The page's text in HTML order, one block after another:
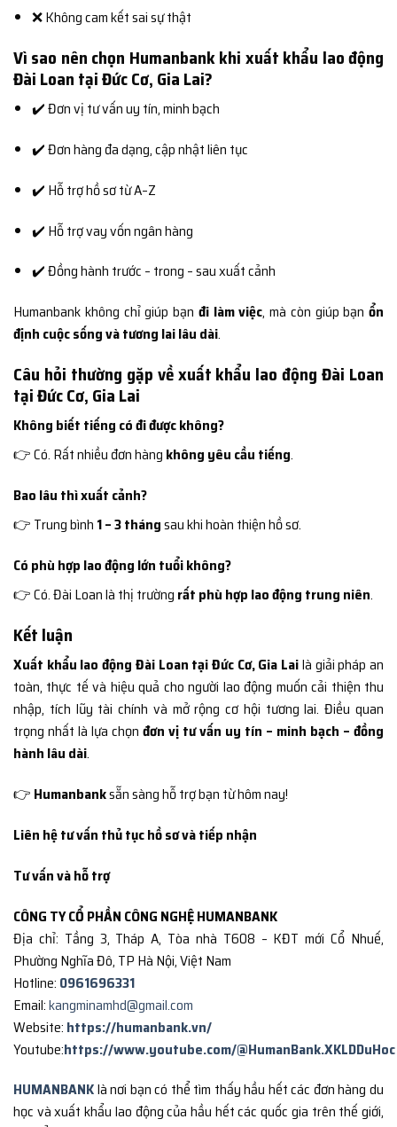
❌ Không cam kết sai sự thật
Vì sao nên chọn Humanbank khi xuất khẩu lao động
Đài Loan tại Đức Cơ, Gia Lai?
✔️ Đơn vị tư vấn uy tín, minh bạch
✔️ Đơn hàng đa dạng, cập nhật liên tục
✔️ Hỗ trợ hồ sơ từ A–Z
✔️ Hỗ trợ vay vốn ngân hàng
✔️ Đồng hành trước – trong – sau xuất cảnh
Humanbank không chỉ giúp bạn đi làm việc, mà còn giúp bạn ổn
định cuộc sống và tương lai lâu dài.
Câu hỏi thường gặp về xuất khẩu lao động Đài Loan
tại Đức Cơ, Gia Lai
Không biết tiếng có đi được không?
👉 Có. Rất nhiều đơn hàng không yêu cầu tiếng.
Bao lâu thì xuất cảnh?
👉 Trung bình 1 – 3 thángsau khi hoàn thiện hồ sơ.
Có phù hợp lao động lớn tuổi không?
👉 Có. Đài Loan là thị trường rất phù hợp lao động trung niên.
Kết luận
Xuất khẩu lao động Đài Loan tại Đức Cơ, Gia Lailà giải pháp an
toàn, thực tế và hiệu quả cho người lao động muốn cải thiện thu
nhập, tích lũy tài chính và mở rộng cơ hội tương lai. Điều quan
trọng nhất là lựa chọn đơn vị tư vấn uy tín – minh bạch – đồng
hành lâu dài.
👉 Humanbanksẵn sàng hỗ trợ bạn từ hôm nay!
Liên hệ tư vấn thủ tục hồ sơ và tiếp nhận
Tư vấn và hỗ trợ
CÔNG TY CỔ PHẦN CÔNG NGHỆ HUMANBANK
Địa chỉ: Tầng 3, Tháp A, Tòa nhà T608 – KĐT mới Cổ Nhuế,
Phường Nghĩa Đô, TP Hà Nội, Việt Nam
Hotline: 0961696331
Email:kangminamhd@gmail.com
Website: https://humanbank.vn/
Youtube:https://www.youtube.com/@HumanBank.XKLDDuHoc
HUMANBANKlà nơi bạn có thể tìm thấy hầu hết các đơn hàng du
học và xuất khẩu lao động của hầu hết các quốc gia trên thế giới,